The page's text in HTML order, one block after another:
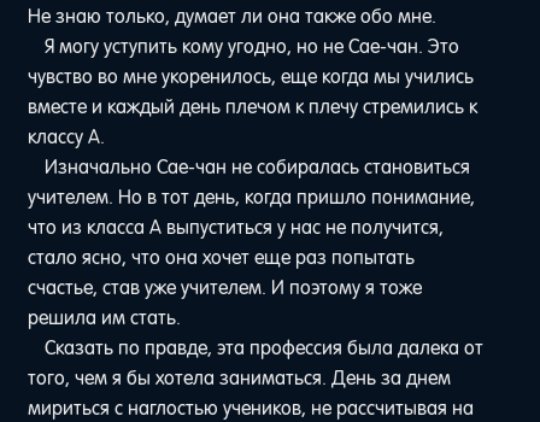
Не знаю только, думает ли она также обо мне.
Я могу уступить кому угодно, но не Сае-чан. Это
чувство во мне укоренилось, еще когда мы учились
вместе и каждый день плечом к плечу стремились к
классу A.
Изначально Сае-чан не собиралась становиться
учителем. Но в тот день, когда пришло понимание,
что из класса A выпуститься у нас не получится,
стало ясно, что она хочет еще раз попытать
счастье, став уже учителем. И поэтому я тоже
решила им стать.
Сказать по правде, эта профессия была далека от
того, чем я бы хотела заниматься. День за днем
мириться с наглостью учеников, не рассчитывая на